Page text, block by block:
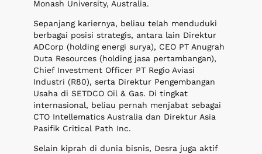
Monash University, Australia.
Sepanjang kariernya, beliau telah menduduki
berbagai posisi strategis, antara lain Direktur
ADCorp (holding energi surya), CEO PT Anugrah
Duta Resources (holding jasa pertambangan),
Chief Investment Officer PT Regio Aviasi
Industri (R80), serta Direktur Pengembangan
Usaha di SETDCO Oil & Gas. Di tingkat
internasional, beliau pernah menjabat sebagai
CTO Intellematics Australia dan Direktur Asia
Pasifik Critical Path Inc.
Selain kiprah di dunia bisnis, Desra juga aktif